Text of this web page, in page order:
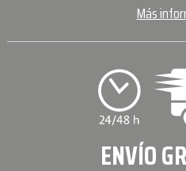
Más
ENVÍO